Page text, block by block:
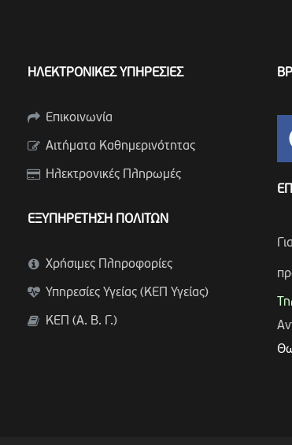
ΗΛΕΚΤΡΟΝΙΚΕΣ ΥΠΗΡΕΣΙΕΣ
Επικοινωνία
Αιτήματα Καθημερινότητας
Ηλεκτρονικές Πληρωμές
ΕΞΥΠΗΡΕΤΗΣΗ ΠΟΛΙΤΩΝ
Χρήσιμες Πληροφορίες
Υπηρεσίες Υγείας (ΚΕΠ Υγείας)
ΚΕΠ (Α. Β. Γ.)